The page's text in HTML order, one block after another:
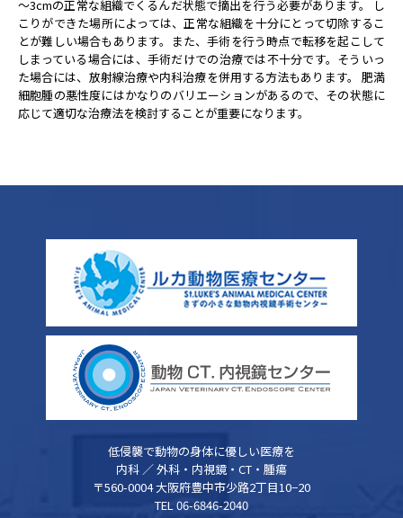
～3cmの正常な組織でくるんだ状態で摘出を行う必要があります。 し
こりができた場所によっては、正常な組織を十分にとって切除するこ
とが難しい場合もあります。また、手術を行う時点で転移を起こして
しまっている場合には、手術だけでの治療では不十分です。そういっ
た場合には、放射線治療や内科治療を併用する方法もあります。 肥満
細胞腫の悪性度にはかなりのバリエーションがあるので、その状態に
応じて適切な治療法を検討することが重要になります。
低侵襲で動物の身体に優しい医療を
内科 ／ 外科・内視鏡・CT・腫瘍
〒560-0004 大阪府豊中市少路2丁目10−20
TEL 06-6846-2040